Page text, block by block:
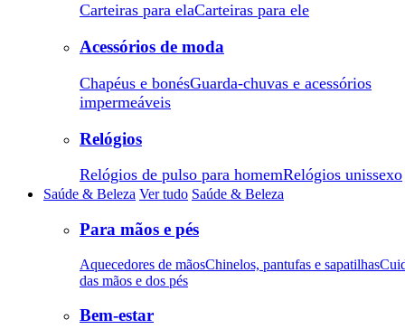
Carteiras para elaCarteiras para ele
Acessórios de moda
Chapéus e bonésGuarda-chuvas e acessórios
impermeáveis
Relógios
Relógios de pulso para homemRelógios unissexo
Saúde & Beleza Ver tudo Saúde & Beleza
Para mãos e pés
Aquecedores de mãosChinelos, pantufas e sapatilhas
das mãos e dos pés
Bem-estar